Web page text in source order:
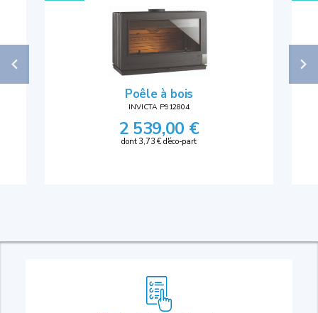
Poêle à bois
INVICTA P912804
2 539,00 €
dont 3,73 € d'éco-part